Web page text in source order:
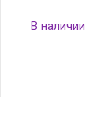
В наличии